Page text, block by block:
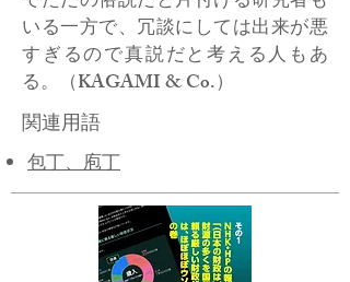
いる一方で、冗談にしては出来が悪
すぎるので真説だと考える人もあ
る。（KAGAMI & Co.）
関連用語
包丁、庖丁